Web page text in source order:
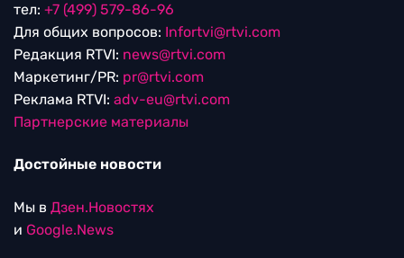
тел: +7 (499) 579-86-96
Для общих вопросов: Infortvi@rtvi.com
Редакция RTVI: news@rtvi.com
Маркетинг/PR: pr@rtvi.com
Реклама RTVI: adv-eu@rtvi.com
Партнерские материалы
Достойные новости
Мы в Дзен.Новостях
и Google.News